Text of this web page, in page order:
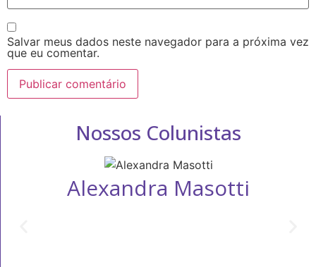
Salvar meus dados neste navegador para a próxima vez
que eu comentar.
Nossos Colunistas
Alexandra Masotti